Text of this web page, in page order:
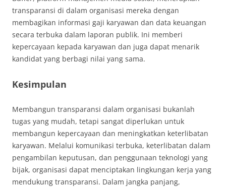
transparansi di dalam organisasi mereka dengan
membagikan informasi gaji karyawan dan data keuangan
secara terbuka dalam laporan publik. Ini memberi
kepercayaan kepada karyawan dan juga dapat menarik
kandidat yang berbagi nilai yang sama.
Kesimpulan
Membangun transparansi dalam organisasi bukanlah
tugas yang mudah, tetapi sangat diperlukan untuk
membangun kepercayaan dan meningkatkan keterlibatan
karyawan. Melalui komunikasi terbuka, keterlibatan dalam
pengambilan keputusan, dan penggunaan teknologi yang
bijak, organisasi dapat menciptakan lingkungan kerja yang
mendukung transparansi. Dalam jangka panjang,